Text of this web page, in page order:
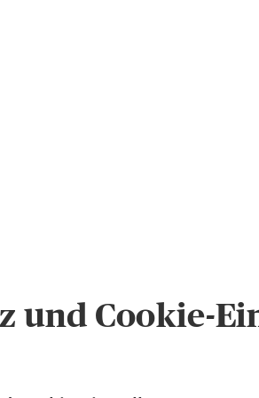
und Cookie-